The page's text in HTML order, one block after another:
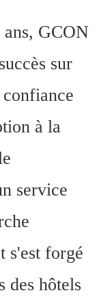
GCON
sur
à la
service
s'est forgé
des hôtels